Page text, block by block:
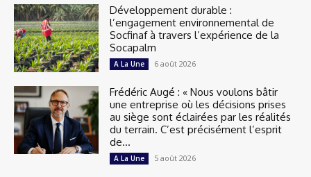
Développement durable :
l’engagement environnemental de
Socfinaf à travers l’expérience de la
Socapalm
A La Une 6 août 2026
Frédéric Augé : « Nous voulons bâtir
une entreprise où les décisions prises
au siège sont éclairées par les réalités
du terrain. C’est précisément l’esprit
de...
A La Une 5 août 2026